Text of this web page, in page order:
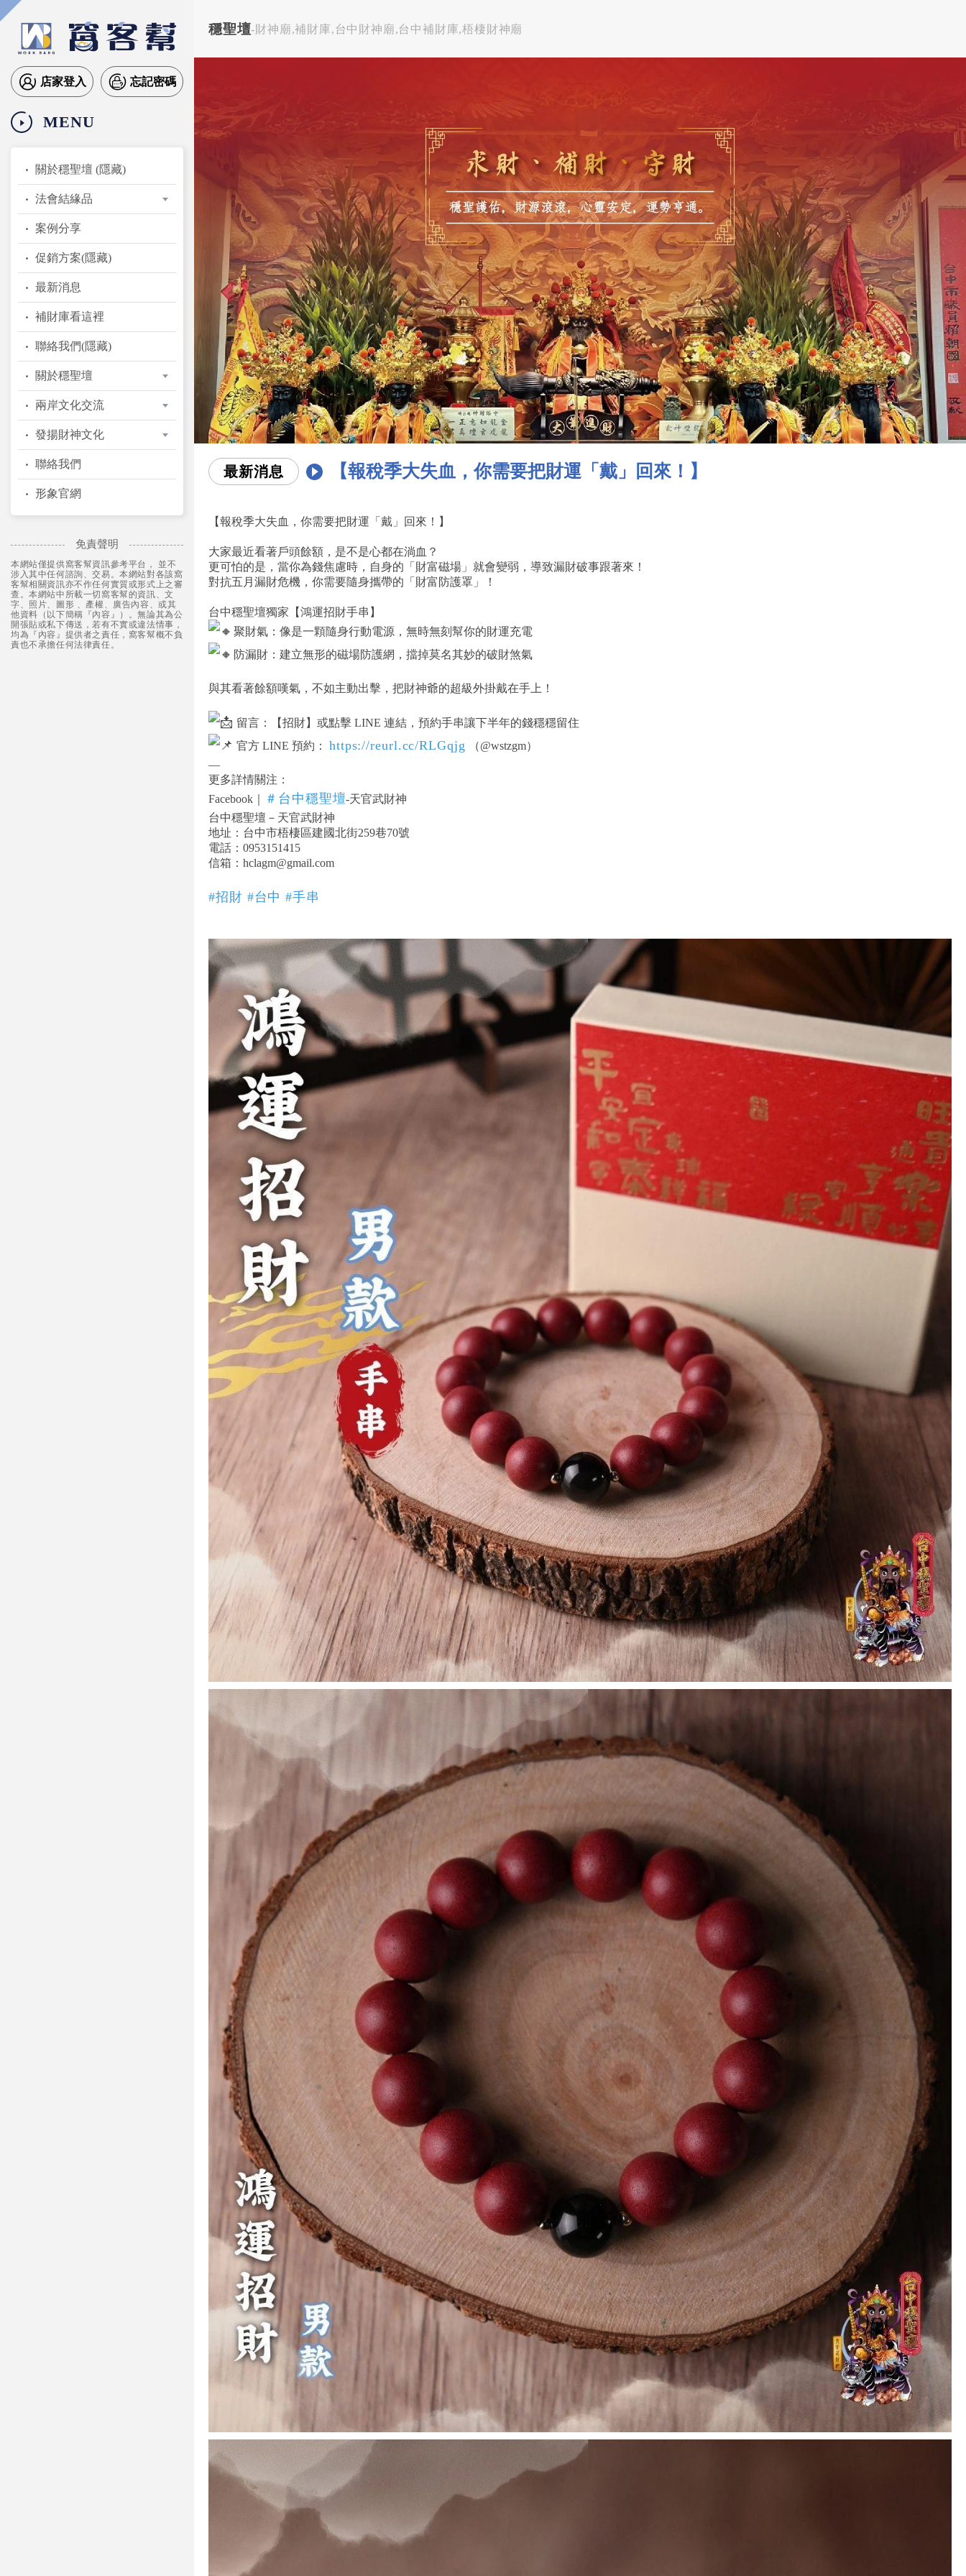
店家登入 忘記密碼
MENU
關於穩聖壇 (隱藏)
法會結緣品
案例分享
促銷方案(隱藏)
最新消息
補財庫看這裡
聯絡我們(隱藏)
關於穩聖壇
兩岸文化交流
發揚財神文化
聯絡我們
形象官網
免責聲明
本網站僅提供窩客幫資訊參考平台， 並不
涉入其中任何諮詢、交易。本網站對各該窩
客幫相關資訊亦不作任何實質或形式上之審
查。本網站中所載一切窩客幫的資訊、文
字、照片、圖形 、產權、廣告內容、或其
他資料（以下簡稱『內容』）。無論其為公
開張貼或私下傳送，若有不實或違法情事，
均為『內容』提供者之責任，窩客幫概不負
責也不承擔任何法律責任。
穩聖壇-財神廟,補財庫,台中財神廟,台中補財庫,梧棲財神廟
最新消息 【報稅季大失血，你需要把財運「戴」回來！】
【報稅季大失血，你需要把財運「戴」回來！】
大家最近看著戶頭餘額，是不是心都在淌血？
更可怕的是，當你為錢焦慮時，自身的「財富磁場」就會變弱，導致漏財破事跟著來！
對抗五月漏財危機，你需要隨身攜帶的「財富防護罩」！
台中穩聖壇獨家【鴻運招財手串】
聚財氣：像是一顆隨身行動電源，無時無刻幫你的財運充電
防漏財：建立無形的磁場防護網，擋掉莫名其妙的破財煞氣
與其看著餘額嘆氣，不如主動出擊，把財神爺的超級外掛戴在手上！
留言：【招財】或點擊 LINE 連結，預約手串讓下半年的錢穩穩留住
官方 LINE 預約： https://reurl.cc/RLGqjg （@wstzgm）
—
更多詳情關注：
Facebook｜
＃台中穩聖壇-天官武財神
台中穩聖壇－天官武財神
地址：台中市梧棲區建國北街259巷70號
電話：0953151415
信箱：hclagm@gmail.com
#招財 #台中 #手串